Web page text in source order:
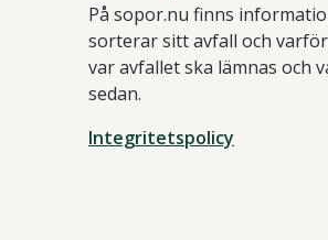
På sopor.nu finns
sorterar sitt avfall och
var avfallet ska lämnas och
sedan.
Integritetspolicy